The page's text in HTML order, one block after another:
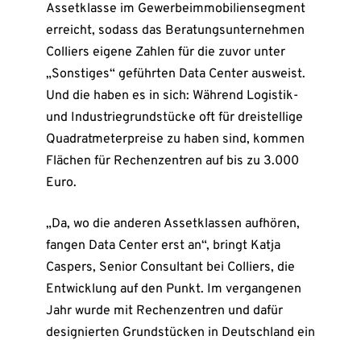
Assetklasse im Gewerbeimmobiliensegment
erreicht, sodass das Beratungsunternehmen
Colliers eigene Zahlen für die zuvor unter
„Sonstiges“ geführten Data Center ausweist.
Und die haben es in sich: Während Logistik-
und Industriegrundstücke oft für dreistellige
Quadratmeterpreise zu haben sind, kommen
Flächen für Rechenzentren auf bis zu 3.000
Euro.
„Da, wo die anderen Assetklassen aufhören,
fangen Data Center erst an“, bringt Katja
Caspers, Senior Consultant bei Colliers, die
Entwicklung auf den Punkt. Im vergangenen
Jahr wurde mit Rechenzentren und dafür
designierten Grundstücken in Deutschland ein